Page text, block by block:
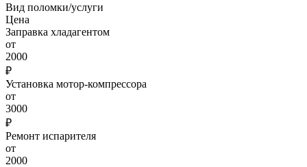
Вид поломки/услуги
Цена
Заправка хладагентом
от
2000
₽
Установка мотор-компрессора
от
3000
₽
Ремонт испарителя
от
2000